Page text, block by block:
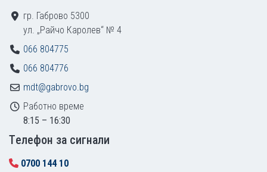
гр. Габрово 5300
ул. „Райчо Каролев“ № 4
066 804775
066 804776
mdt@gabrovo.bg
Работно време
8:15 – 16:30
Tелефон за сигнали
0700 144 10